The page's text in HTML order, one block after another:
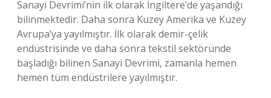
Sanayi Devrimi’nin ilk olarak İngiltere’de yaşandığı
bilinmektedir. Daha sonra Kuzey Amerika ve Kuzey
Avrupa’ya yayılmıştır. İlk olarak demir-çelik
endüstrisinde ve daha sonra tekstil sektöründe
başladığı bilinen Sanayi Devrimi, zamanla hemen
hemen tüm endüstrilere yayılmıştır.